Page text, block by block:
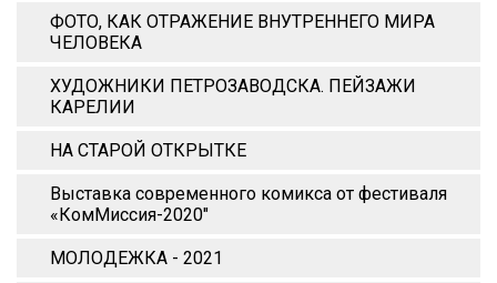
ФОТО, КАК ОТРАЖЕНИЕ ВНУТРЕННЕГО МИРА
ЧЕЛОВЕКА
ХУДОЖНИКИ ПЕТРОЗАВОДСКА. ПЕЙЗАЖИ
КАРЕЛИИ
НА СТАРОЙ ОТКРЫТКЕ
Выставка современного комикса от фестиваля
«КомМиссия-2020"
МОЛОДЕЖКА - 2021